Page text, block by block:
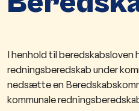
​​​​​​​​​I henhold til beredskabsloven
redningsberedskab under
nedsætte en
kommunale